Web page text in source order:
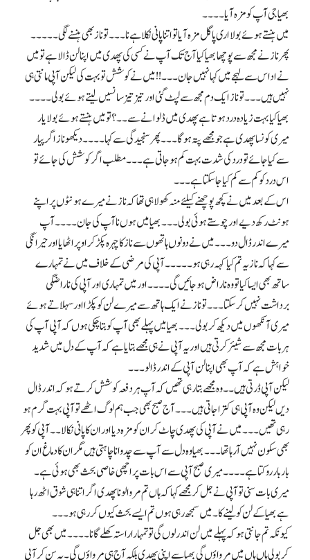
بھیا جی آپ کو مزہ آیا۔۔۔۔
میں ہنستے ہوئے بولا اری پاگل مزہ آیا تو اتنا پانی نکلا ہے نا۔۔۔ تو ناز بھی ہنسنے لگی۔۔۔۔۔
پھر ناز نے مجھ سے پوچھا بھیا کیا آج تک آپ نے کسی کی پھدی میں اپنا لن ڈالا ہے تو میں
نے اداس سے لہجے میں کہا نہیں جان۔۔۔!! میں نے کوشش تو بہت کی لیکن آپی مانتی ہی
نہیں ہیں۔۔۔ تو ناز ایک دم مجھ سے لپٹ گئی اور تیز تیز سانسیں لیتے ہوئےبولی۔۔۔۔
بھیا کیا بہت زیادہ درد ہوتا ہے پھدی میں ڈلوانے سے۔۔؟ تو میں ہنستے ہوئے بولا یار
میری کونسا پھدی ہے جو مجھے پتہ ہو گا۔۔۔ پھر سنجیدگی سے کہا۔۔۔۔ دیکھو ناز اگر پیار
سے کیا جائے تو درد کی شدت بہت کم ہو جاتی ہے۔۔۔ مطلب اگر کوشش کی جائے تو
اس درد کو کم سے کم کیا جا سکتا ہے۔۔۔
اس کے بعد میں نے کچھ پوچھنے کیلئے منہ کھولا ہی تھا کہ ناز نے میرے ہونٹوں پر اپنے
ہونٹ رکھ دیے اور چوستے ہوئی بولی۔۔۔ بھیا میں ہوں نا آپ کی جان۔۔۔۔ آپ
میرے اندر ڈال دو۔۔۔ میں نے دونوں ہاتھوں سے ناز کا چہرہ پکڑ کر اوپر اٹھایا اور حیرانگی
سے کہا کہ نازیہ تم کیا کہہ رہی ہو۔۔۔۔۔ آپی کی مرضی کے خلاف میں نے تمہارے
ساتھ بھی ایسا کیا تو وہ ناراض ہو جائیں گی۔۔۔۔ اور میں تمہاری اور آپی کی ناراضگی
برداشت نہیں کر سکتا۔۔۔ تو ناز نے ایک ہاتھ سے میرے لن کو پکڑا اور سہلاتے ہوئے
میری آنکھوں میں دیکھ کر بولی۔۔۔ بھیا میں پہلے بھی آپ کو بتا چکی ہوں کہ آپی آپ کی
ہر بات مجھ سے شیئر کرتی ہیں اور یہ آپی نے ہی مجھے بتایا ہے کہ آپ کے دل میں شدید
خواہش ہے کہ آپ بھی اپنا لن آپی کے اندر ڈالو۔۔۔
لیکن آپی ڈرتی ہیں۔۔ وہ مجھے بتا رہی تھیں کہ آپ ہر دفعہ کوشش کرتے ہو کہ اندر ڈال
دیں لیکن وہ آپی ہی کترا جاتی ہیں۔۔۔ آج صبح بھی جب ہم لوگ اٹھے تو آپی بہت گرم ہو
رہی تھیں۔۔۔ میں نے آپی کی پھدی چاٹ کر ان کو مزہ دیا اور ان کا پانی نکالا۔۔ آپی کو پھر
بھی سکون نہیں آرہا تھا۔۔۔ بھیا وہ دل سے آپ سے چدوانا چاہتی ہیں مگر ان کا دماغ ان کو
بار بار روکتا ہے۔۔۔۔ میری صبح آپی سے اس بات پر اچھی خاصی بحث بھی ہوئی ہے۔
میری بات سنی تو آپی نے جل کر مجھے کہا کہ ہاں تم مروا لو نا پھدی اگر اتنا ہی شوق اٹھ رہا
ہے بھیا کے لن کو لینے کا۔ میں سمجھ رہی ہوں تم ایسے بحث کیوں کر رہی ہو۔۔۔
کیونکہ تم جانتی ہو کہ پہلے میں لن اندر لوں گی تو تمہارا راستہ کھلے گا نا۔۔۔۔ میں بھی جل
کر بولی ہاں ہاں میں مرواؤں گی بھیا سے اپنی پھدی بلکہ آج ہی مرواؤں گی۔ یہ سن کر آپی